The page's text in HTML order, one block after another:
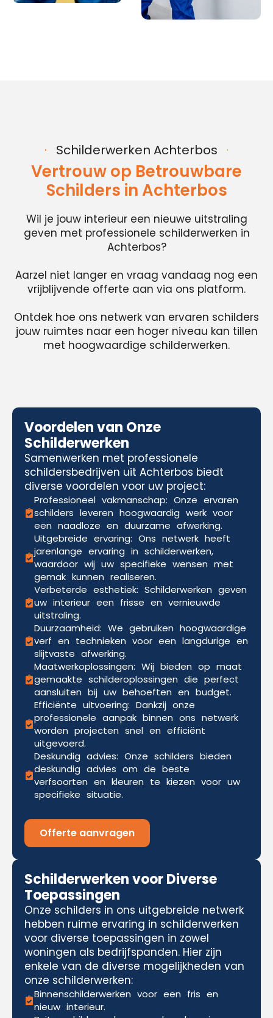
Schilderwerken Achterbos
Vertrouw op Betrouwbare
Schilders in Achterbos
Wil je jouw interieur een nieuwe uitstraling
geven met professionele schilderwerken in
Achterbos?
Aarzel niet langer en vraag vandaag nog een
vrijblijvende offerte aan via ons platform.
Ontdek hoe ons netwerk van ervaren schilders
jouw ruimtes naar een hoger niveau kan tillen
met hoogwaardige schilderwerken.
Voordelen van Onze
Schilderwerken
Samenwerken met professionele
schildersbedrijven uit Achterbos biedt
diverse voordelen voor uw project:
Professioneel vakmanschap: Onze ervaren
schilders leveren hoogwaardig werk voor
een naadloze en duurzame afwerking.
Uitgebreide ervaring: Ons netwerk heeft
jarenlange ervaring in schilderwerken,
waardoor wij uw specifieke wensen met
gemak kunnen realiseren.
Verbeterde esthetiek: Schilderwerken geven
uw interieur een frisse en vernieuwde
uitstraling.
Duurzaamheid: We gebruiken hoogwaardige
verf en technieken voor een langdurige en
slijtvaste afwerking.
Maatwerkoplossingen: Wij bieden op maat
gemaakte schilderoplossingen die perfect
aansluiten bij uw behoeften en budget.
Efficiënte uitvoering: Dankzij onze
professionele aanpak binnen ons netwerk
worden projecten snel en efficiënt
uitgevoerd.
Deskundig advies: Onze schilders bieden
deskundig advies om de beste
verfsoorten en kleuren te kiezen voor uw
specifieke situatie.
Offerte aanvragen
Schilderwerken voor Diverse
Toepassingen
Onze schilders in ons uitgebreide netwerk
hebben ruime ervaring in schilderwerken
voor diverse toepassingen in zowel
woningen als bedrijfspanden. Hier zijn
enkele van de diverse mogelijkheden van
onze schilderwerken:
Binnenschilderwerken voor een fris en
nieuw interieur.